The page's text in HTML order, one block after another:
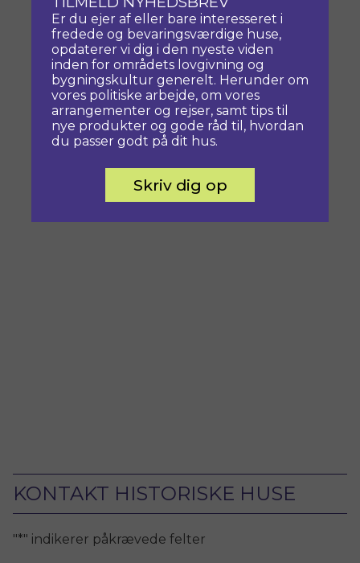
KONTAKT HISTORISKE HUSE
"*" indikerer påkrævede felter
Er du ejer af eller bare interesseret i
fredede og bevaringsværdige huse,
opdaterer vi dig i den nyeste viden
inden for områdets lovgivning og
bygningskultur generelt. Herunder om
vores politiske arbejde, om vores
arrangementer og rejser, samt tips til
nye produkter og gode råd til, hvordan
du passer godt på dit hus.
Skriv dig op